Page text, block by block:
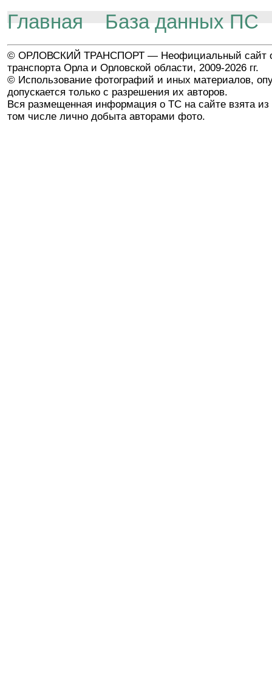
Главная
База данных ПС
© ОРЛОВСКИЙ ТРАНСПОРТ — Неофициальный сайт
транспорта Орла и Орловской области, 2009-2026 гг.
© Использование фотографий и иных материалов,
допускается только с разрешения их авторов.
Вся размещенная информация о ТС на сайте взята из
том числе лично добыта авторами фото.